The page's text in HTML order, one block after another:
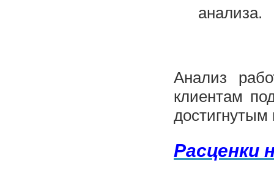
анализа.
Анализ
клиентам
Расценки